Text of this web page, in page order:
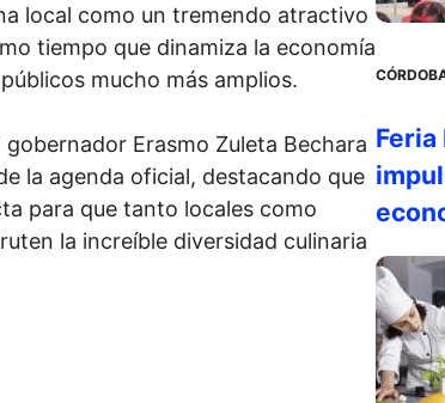
local como un tremendo atractivo
tiempo que dinamiza la economía
mucho más amplios.
Erasmo Zuleta Bechara
la agenda oficial, destacando que
para que tanto locales como
la increíble diversidad culinaria
Feria